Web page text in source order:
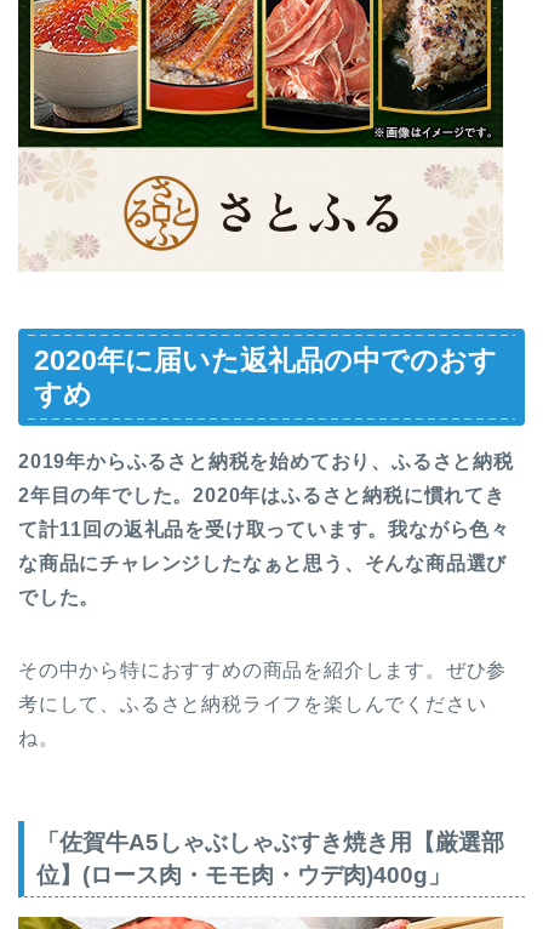
2020年に届いた返礼品の中でのおす
すめ
2019年からふるさと納税を始めており、ふるさと納税
2年目の年でした。2020年はふるさと納税に慣れてき
て計11回の返礼品を受け取っています。我ながら色々
な商品にチャレンジしたなぁと思う、そんな商品選び
でした。
その中から特におすすめの商品を紹介します。ぜひ参
考にして、ふるさと納税ライフを楽しんでください
ね。
「佐賀牛A5しゃぶしゃぶすき焼き用【厳選部
位】(ロース肉・モモ肉・ウデ肉)400g」